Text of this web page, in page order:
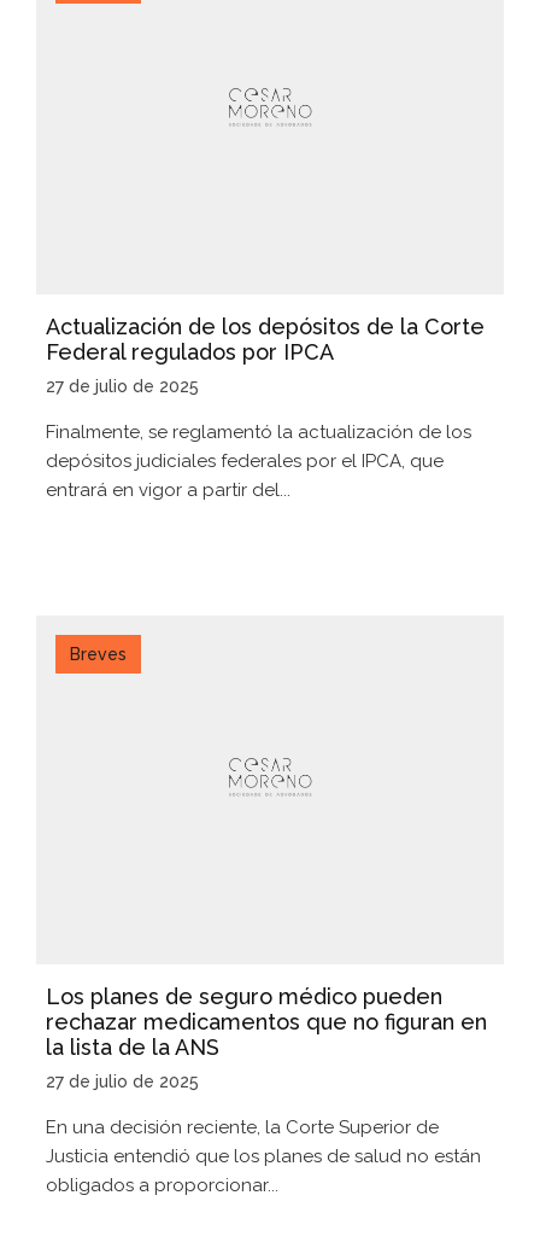
Actualización de los depósitos de la Corte
Federal regulados por IPCA
27 de julio de 2025
Finalmente, se reglamentó la actualización de los
depósitos judiciales federales por el IPCA, que
entrará en vigor a partir del...
Breves
Los planes de seguro médico pueden
rechazar medicamentos que no figuran en
la lista de la ANS
27 de julio de 2025
En una decisión reciente, la Corte Superior de
Justicia entendió que los planes de salud no están
obligados a proporcionar...